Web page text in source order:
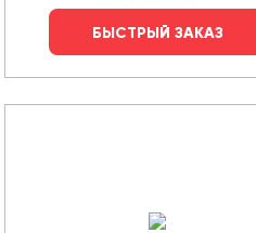
БЫСТРЫЙ ЗАКАЗ